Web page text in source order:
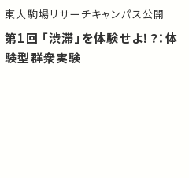
東大駒場リサーチキャンパス公開
第1回 「渋滞」を体験せよ！？：体
験型群衆実験